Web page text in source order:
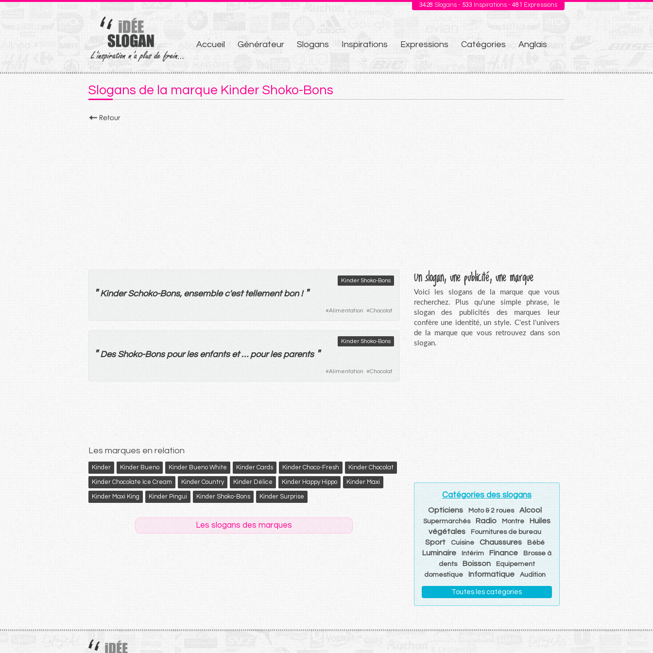
3428 Slogans - 533 Inspirations - 481 Expressions
Aller
au
contenu
Accueil Générateur Slogans Inspirations Expressions Catégories Anglais
Slogans de la marque Kinder Shoko-Bons
Kinder Shoko-Bons
"Kinder Schoko-Bons, ensemblec'est tellement bon! "
#Alimentation #Chocolat
Kinder Shoko-Bons
" DesShoko-Bons pour les enfants et… pour les parents "
#Alimentation #Chocolat
Les marques en relation
Kinder Kinder Bueno Kinder Bueno White Kinder Cards Kinder Choco-Fresh Kinder Chocolat
Kinder Chocolate Ice Cream Kinder Country Kinder Délice Kinder Happy Hippo Kinder Maxi
Kinder Maxi King Kinder Pingui Kinder Shoko-Bons Kinder Surprise
Les slogans des marques
Un slogan, une publicité, une marque
Voici les slogans de la marque que vous
recherchez. Plus qu'une simple phrase, le
slogan des publicités des marques leur
confère une identité, un style. C'est l'univers
de la marque que vous retrouvez dans son
slogan.
Catégories des slogans
Opticiens Moto & 2 roues Alcool
Supermarchés Radio Montre
Huiles
végétales
Fournitures de bureau
Sport Cuisine Chaussures Bébé
Luminaire Intérim Finance
Brosse à
dents
Boisson
Equipement
domestique
Informatique Audition
Toutes les catégories